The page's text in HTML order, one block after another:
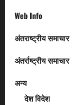
Web Info
अंतराष्ट्रीय समाचार
अंतर्राष्ट्रीय समाचार
अन्य
देश विदेश